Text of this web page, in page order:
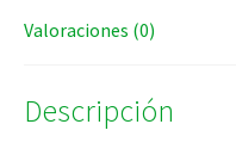
Valoraciones (0)
Descripción